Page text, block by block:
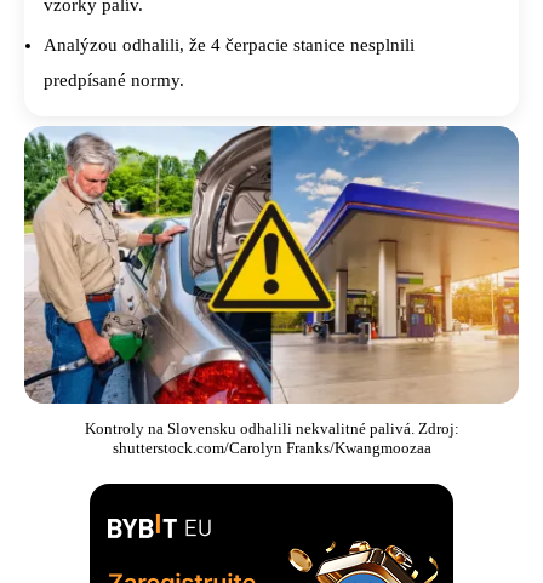
vzorky palív.
Analýzou odhalili, že 4 čerpacie stanice nesplnili
predpísané normy.
Kontroly na Slovensku odhalili nekvalitné palivá. Zdroj:
shutterstock.com/Carolyn Franks/Kwangmoozaa